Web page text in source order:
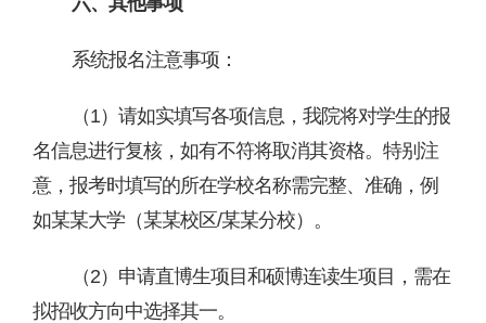
系统报名注意事项：
（1）请如实填写各项信息，我院将对学生的报
名信息进行复核，如有不符将取消其资格。特别注
意，报考时填写的所在学校名称需完整、准确，例
如某某大学（某某校区/某某分校）。
（2）申请直博生项目和硕博连读生项目，需在
拟招收方向中选择其一。